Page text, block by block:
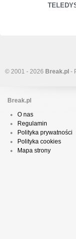
© 2001 - 2026 Break.pl -
Break.pl
O nas
Regulamin
Polityka prywatności
Polityka cookies
Mapa strony